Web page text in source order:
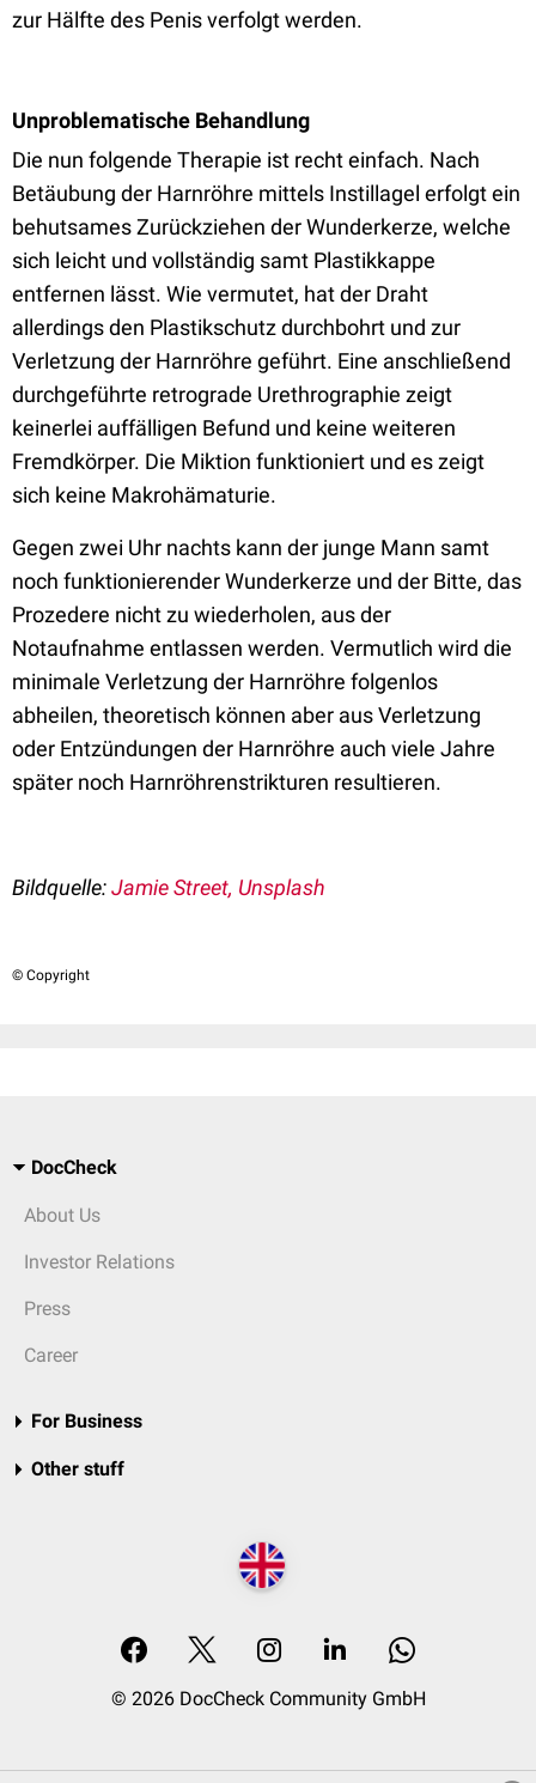
zur Hälfte des Penis verfolgt werden.
Unproblematische Behandlung
Die nun folgende Therapie ist recht einfach. Nach
Betäubung der Harnröhre mittels Instillagel erfolgt ein
behutsames Zurückziehen der Wunderkerze, welche
sich leicht und vollständig samt Plastikkappe
entfernen lässt. Wie vermutet, hat der Draht
allerdings den Plastikschutz durchbohrt und zur
Verletzung der Harnröhre geführt. Eine anschließend
durchgeführte retrograde Urethrographie zeigt
keinerlei auffälligen Befund und keine weiteren
Fremdkörper. Die Miktion funktioniert und es zeigt
sich keine Makrohämaturie.
Gegen zwei Uhr nachts kann der junge Mann samt
noch funktionierender Wunderkerze und der Bitte, das
Prozedere nicht zu wiederholen, aus der
Notaufnahme entlassen werden. Vermutlich wird die
minimale Verletzung der Harnröhre folgenlos
abheilen, theoretisch können aber aus Verletzung
oder Entzündungen der Harnröhre auch viele Jahre
später noch Harnröhrenstrikturen resultieren.
Bildquelle:Jamie Street, Unsplash
© Copyright
DocCheck
About Us
Investor Relations
Press
Career
For Business
Other stuff
© 2026 DocCheck Community GmbH